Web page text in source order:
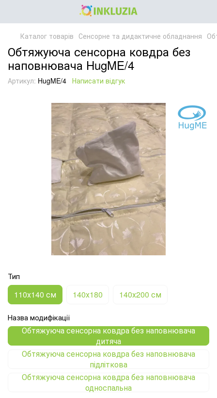
Каталог товарів Сенсорне та дидактичне обладнання
Обтяжуюча сенсорна ковдра без
наповнювача HugME/4
Артикул: HugME/4 Написати відгук
Тип
110х140 см 140х180 140х200 см
Назва модифікації
Обтяжуюча сенсорна ковдра без наповнювача
дитяча
Обтяжуюча сенсорна ковдра без наповнювача
підліткова
Обтяжуюча сенсорна ковдра без наповнювача
односпальна